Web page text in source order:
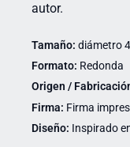
autor.
Tamaño: diámetro
Formato: Redonda
Origen /
Firma: Firma
Diseño: Inspirado